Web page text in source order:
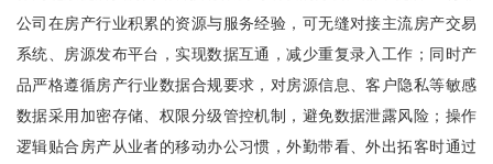
公司在房产行业积累的资源与服务经验，可无缝对接主流房产交易
系统、房源发布平台，实现数据互通，减少重复录入工作；同时产
品严格遵循房产行业数据合规要求，对房源信息、客户隐私等敏感
数据采用加密存储、权限分级管控机制，避免数据泄露风险；操作
逻辑贴合房产从业者的移动办公习惯，外勤带看、外出拓客时通过